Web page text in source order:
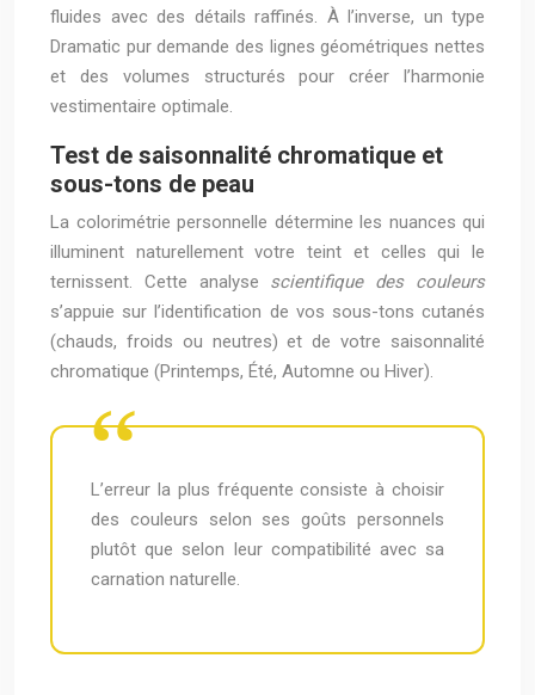
fluides avec des détails raffinés. À l’inverse, un type
Dramatic pur demande des lignes géométriques nettes
et des volumes structurés pour créer l’harmonie
vestimentaire optimale.
Test de saisonnalité chromatique et
sous-tons de peau
La colorimétrie personnelle détermine les nuances qui
illuminent naturellement votre teint et celles qui le
ternissent. Cette analyse scientifique des couleurs
s’appuie sur l’identification de vos sous-tons cutanés
(chauds, froids ou neutres) et de votre saisonnalité
chromatique (Printemps, Été, Automne ou Hiver).
L’erreur la plus fréquente consiste à choisir
des couleurs selon ses goûts personnels
plutôt que selon leur compatibilité avec sa
carnation naturelle.